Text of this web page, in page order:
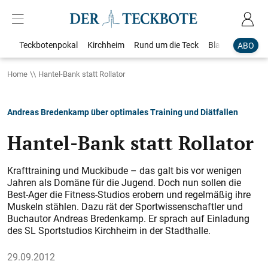
ABO
Teckbotenpokal Kirchheim Rund um die Teck Blaulicht
Home Hantel-Bank statt Rollator
Andreas Bredenkamp über optimales Training und Diätfallen
Hantel-Bank statt Rollator
Krafttraining und Muckibude – das galt bis vor wenigen
Jahren als Domäne für die Jugend. Doch nun sollen die
Best-Ager die Fitness-Studios erobern und regelmäßig ihre
Muskeln stählen. Dazu rät der Sportwissenschaftler und
Buchautor Andreas Bredenkamp. Er sprach auf Einladung
des SL Sportstudios Kirchheim in der Stadthalle.
29.09.2012